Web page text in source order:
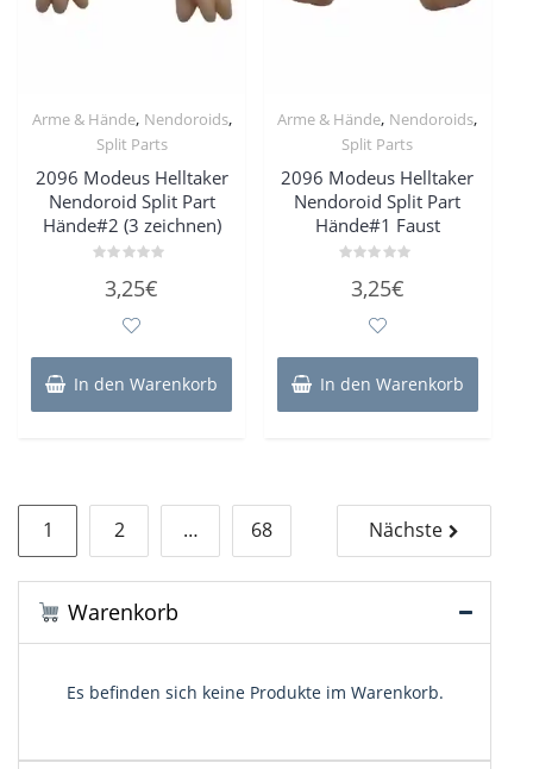
Arme & Hände, Nendoroids,
Split Parts
2096 Modeus Helltaker
Nendoroid Split Part
Hände#2 (3 zeichnen)
mit
3,25€
In den Warenkorb
Arme & Hände, Nendoroids,
Split Parts
2096 Modeus Helltaker
Nendoroid Split Part
Hände#1 Faust
mit
3,25€
In den Warenkorb
Seitennummerierung
der
Beiträge
1 2 … 68 Nächste
Warenkorb
Es befinden sich keine Produkte im Warenkorb.